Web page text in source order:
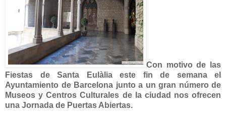
Con motivo de las
Fiestas de Santa Eulàlia este fin de semana el
Ayuntamiento de Barcelona junto a un gran número de
Museos y Centros Culturales de la ciudad nos ofrecen
una Jornada de Puertas Abiertas.